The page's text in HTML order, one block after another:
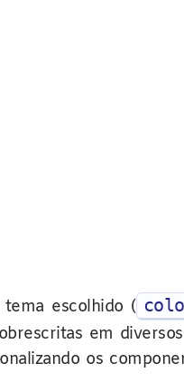
escolhido (
em
os